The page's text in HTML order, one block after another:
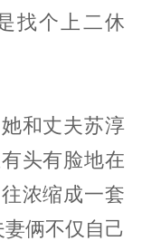
找个上二休
和丈夫苏淳
头有脸地在
浓缩成一套
俩不仅自己